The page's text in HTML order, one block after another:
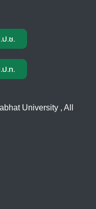
ป.ช.
ป.ท.
University , All